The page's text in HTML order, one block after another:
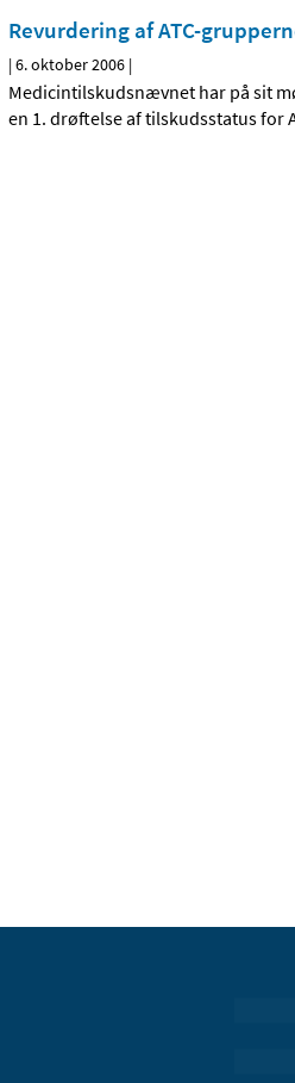
Revurdering af ATC-
|6. oktober 2006 |
Medicintilskudsnævnet har på sit
en 1. drøftelse af tilskudsstatus for